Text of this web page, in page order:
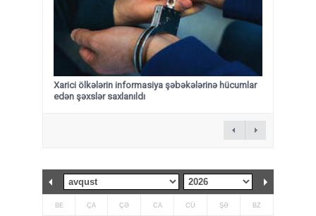
Xarici ölkələrin informasiya şəbəkələrinə hücumlar
edən şəxslər saxlanıldı
BE ÇA ÇƏ CA CÜ ŞƏ BZ